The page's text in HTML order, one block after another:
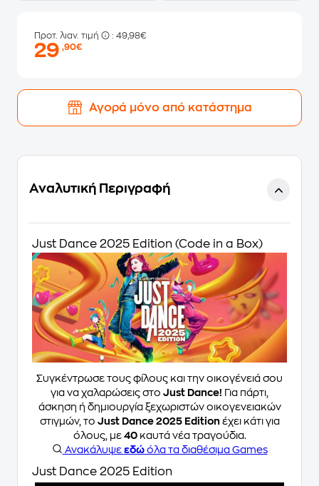
Προτ. λιαν. τιμή : 49,98€
29,90€
Αγορά μόνο από κατάστημα
Αναλυτική Περιγραφή
Just Dance 2025 Edition (Code in a Box)
Συγκέντρωσε τους φίλους και την οικογένειά σου
για να χαλαρώσεις στο Just Dance! Για πάρτι,
άσκηση ή δημιουργία ξεχωριστών οικογενειακών
στιγμών, το Just Dance 2025 Editionέχει κάτι για
όλους, με 40καυτά νέα τραγούδια.
Ανακάλυψε εδώόλα τα διαθέσιμα Games
Just Dance 2025 Edition